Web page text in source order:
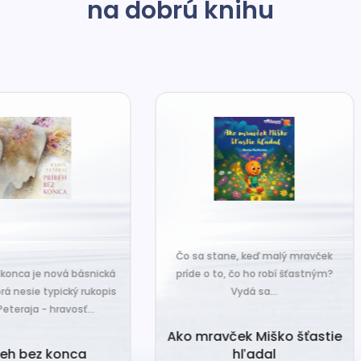
na dobrú knihu
o to, čo ho robí šťastným?
Vydá sa...
hľadal
Čo sa stane, keď sa do tichej
zákutiny škriatkov prisťahuje
Babka Tvorilka